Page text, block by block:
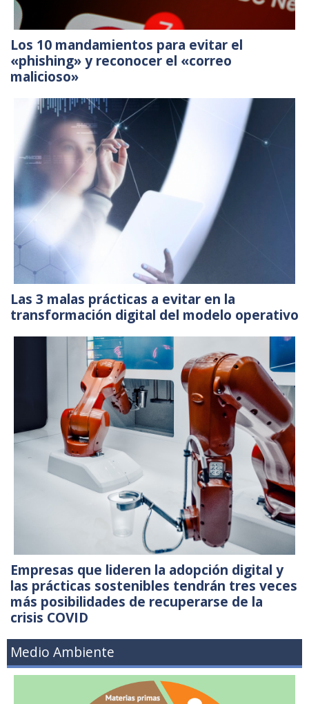
Los 10 mandamientos para evitar el
«phishing» y reconocer el «correo
malicioso»
Las 3 malas prácticas a evitar en la
transformación digital del modelo operativo
Empresas que lideren la adopción digital y
las prácticas sostenibles tendrán tres veces
más posibilidades de recuperarse de la
crisis COVID
Medio Ambiente